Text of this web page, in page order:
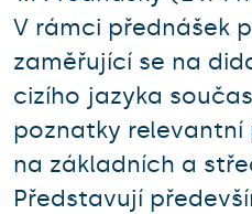
V rámci přednášek
zaměřující se na
cizího jazyka
poznatky relevantní
na základních a
Představují